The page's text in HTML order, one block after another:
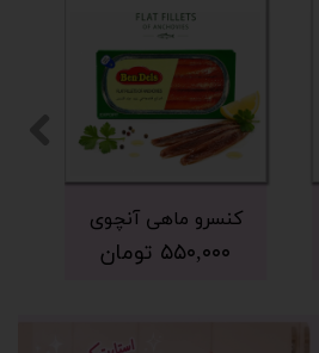
کنسرو ماهی آنچوی
۵۵۰,۰۰۰ تومان